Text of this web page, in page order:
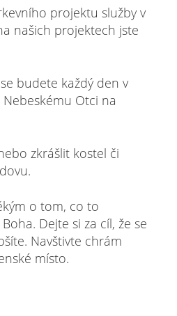
projektu služby v
našich projektech jste
budete každý den v
Otci na
zkrášlit kostel či
o tom, co to
Dejte si za cíl, že se
Navštivte chrám
místo.